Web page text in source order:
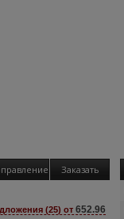
Заказать
(25) от 652.96